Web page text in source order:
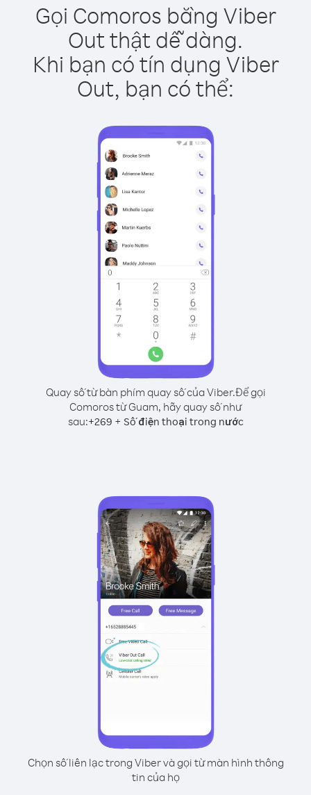
Gọi Comoros bằng Viber
Out thật dễ dàng.
Khi bạn có tín dụng Viber
Out, bạn có thể:
Quay số từ bàn phím quay số của Viber.Để gọi
Comoros từ Guam, hãy quay số như
sau:+269 + Số điện thoại trong nước
Chọn số liên lạc trong Viber và gọi từ màn hình thông
tin của họ